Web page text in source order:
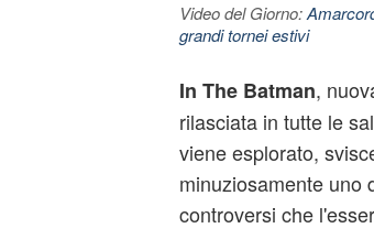
Video del Giorno:
grandi tornei estivi
In The Batman,
rilasciata in tutte le
viene esplorato,
minuziosamente uno
controversi che